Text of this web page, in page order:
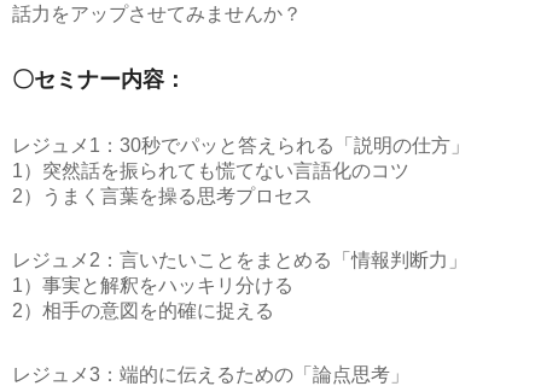
話力をアップさせてみませんか？
〇セミナー内容：
レジュメ1：30秒でパッと答えられる「説明の仕方」
1）突然話を振られても慌てない言語化のコツ
2）うまく言葉を操る思考プロセス
レジュメ2：言いたいことをまとめる「情報判断力」
1）事実と解釈をハッキリ分ける
2）相手の意図を的確に捉える
レジュメ3：端的に伝えるための「論点思考」